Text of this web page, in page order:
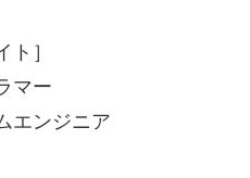
ト］
マー
エンジニア